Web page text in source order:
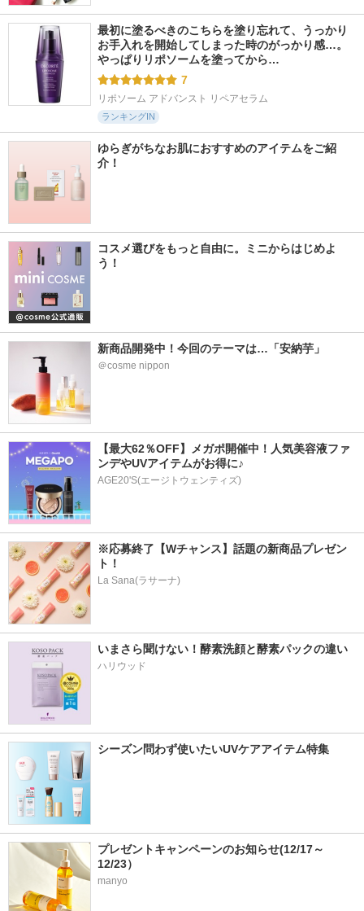
最初に塗るべきのこちらを塗り忘れて、うっかり
お手入れを開始してしまった時のがっかり感…。
やっぱりリポソームを塗ってから…
7
リポソーム アドバンスト リペアセラム
ランキングIN
ゆらぎがちなお肌におすすめのアイテムをご紹
介！
コスメ選びをもっと自由に。ミニからはじめよ
う！
新商品開発中！今回のテーマは…「安納芋」
＠cosme nippon
【最大62％OFF】メガポ開催中！人気美容液ファ
ンデやUVアイテムがお得に♪
AGE20'S(エージトウェンティズ)
※応募終了【Wチャンス】話題の新商品プレゼン
ト！
La Sana(ラサーナ)
いまさら聞けない！酵素洗顔と酵素パックの違い
ハリウッド
シーズン問わず使いたいUVケアアイテム特集
プレゼントキャンペーンのお知らせ(12/17～
12/23）
manyo